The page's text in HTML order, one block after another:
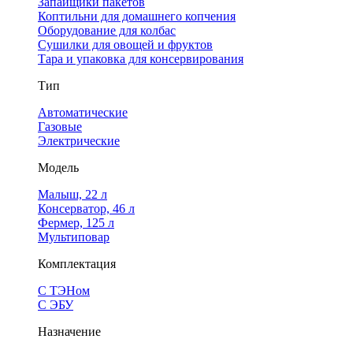
Коптильни для домашнего копчения
Оборудование для колбас
Сушилки для овощей и фруктов
Тара и упаковка для консервирования
Тип
Автоматические
Газовые
Электрические
Модель
Малыш, 22 л
Консерватор, 46 л
Фермер, 125 л
Мультиповар
Комплектация
С ТЭНом
С ЭБУ
Назначение